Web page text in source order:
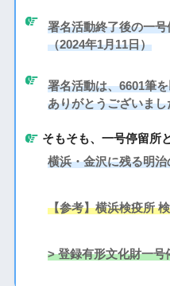
署名活動終了後の一
（2024年1月11日）
署名活動は、6601筆
ありがとうございま
そもそも、一号停留所
横浜・金沢に残る明
【参考】横浜検疫所
> 登録有形文化財一号